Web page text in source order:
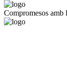
Compromesos amb